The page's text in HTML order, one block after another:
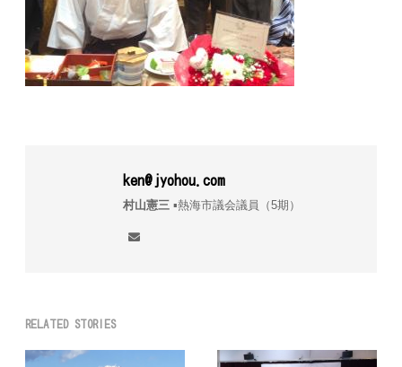
ken@jyohou.com
村山憲三▪︎熱海市議会議員（5期）
RELATED STORIES